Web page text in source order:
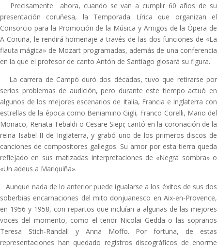
Precisamente ahora, cuando se van a cumplir 60 años de su
presentación coruñesa, la Temporada Lírica que organizan el
Consorcio para la Promoción de la Música y Amigos de la Ópera de
A Coruña, le rendirá homenaje a través de las dos funciones de «La
flauta mágica» de Mozart programadas, además de una conferencia
en la que el profesor de canto Antón de Santiago glosará su figura.
La carrera de Campó duró dos décadas, tuvo que retirarse por
serios problemas de audición, pero durante este tiempo actuó en
algunos de los mejores escenarios de Italia, Francia e Inglaterra con
estrellas de la época como Beniamino Gigli, Franco Corelli, Mario del
Monaco, Renata Tebaldi o Cesare Siepi; cantó en la coronación de la
reina Isabel II de Inglaterra, y grabó uno de los primeros discos de
canciones de compositores gallegos. Su amor por esta tierra queda
reflejado en sus matizadas interpretaciones de «Negra sombra» o
«Un adeus a Mariquiña».
Aunque nada de lo anterior puede igualarse a los éxitos de sus dos
soberbias encarnaciones del mito donjuanesco en Aix-en-Provence,
en 1956 y 1958, con repartos que incluían a algunas de las mejores
voces del momento, como el tenor Nicolai Gedda o las sopranos
Teresa Stich-Randall y Anna Moffo. Por fortuna, de estas
representaciones han quedado registros discográficos de enorme